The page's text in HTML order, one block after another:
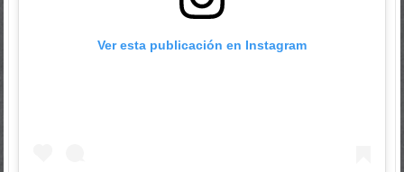
Ver esta publicación en Instagram